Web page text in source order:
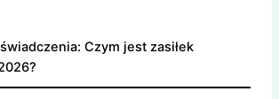
Czym jest zasiłek